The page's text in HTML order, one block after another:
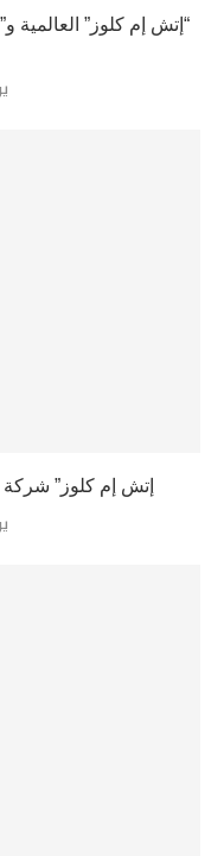
“إتش إم كلوز” العالمية
إتش إم كلوز” شركة كبرى